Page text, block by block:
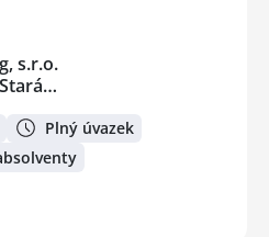
s.r.o.
Plný úvazek